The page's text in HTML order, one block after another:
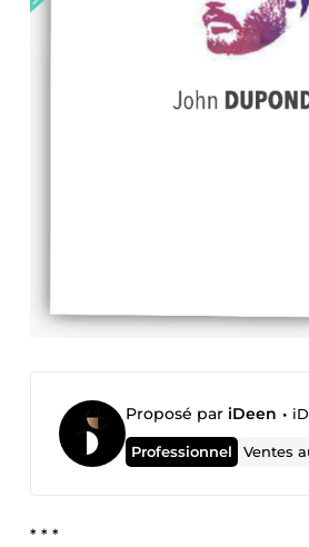
Proposé par iDeen •
Professionnel Ventes
* * *